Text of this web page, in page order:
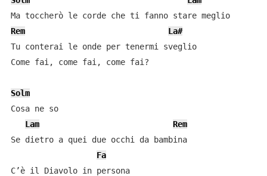
Ma toccherò le corde che ti fanno stare meglio
Rem
La#
Tu conterai le onde per tenermi sveglio
Come fai, come fai, come fai?
Solm
Cosa ne so
Lam
Rem
Se dietro a quei due occhi da bambina
Fa
C’è il Diavolo in persona